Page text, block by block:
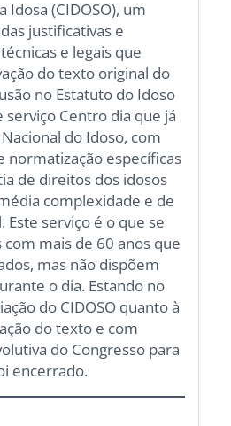
Idosa (CIDOSO), um
justificativas e
e legais que
do texto original do
no Estatuto do Idoso
serviço Centro dia que já
do Idoso, com
normatização específicas
de direitos dos idosos
complexidade e de
Este serviço é o que se
com mais de 60 anos que
mas não dispõem
o dia. Estando no
do CIDOSO quanto à
do texto e com
do Congresso para
encerrado.